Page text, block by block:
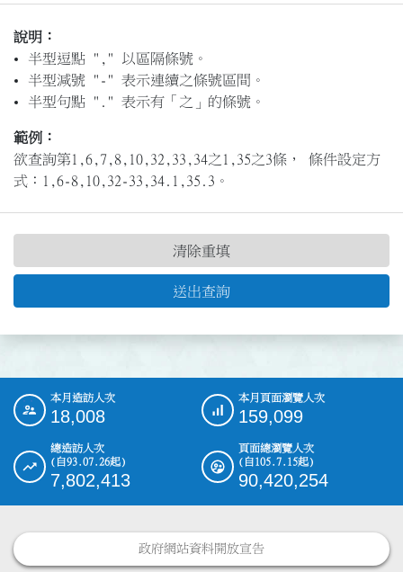
說明：
半型逗點 "," 以區隔條號。
半型減號 "-" 表示連續之條號區間。
半型句點 "." 表示有「之」的條號。
範例：
欲查詢第1,6,7,8,10,32,33,34之1,35之3條， 條件設定方
式：1,6-8,10,32-33,34.1,35.3。
送出查詢
清除重填
::: 本月造訪人次
18,008
本月頁面瀏覽人次
159,099
總造訪人次
(自93.07.26起)
7,802,413
頁面總瀏覽人次
(自105.7.15起)
90,420,254
政府網站資料開放宣告